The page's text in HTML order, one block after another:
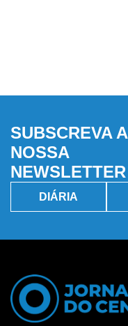
SUBSCREVA A
NOSSA
NEWSLETTER
DIÁRIA